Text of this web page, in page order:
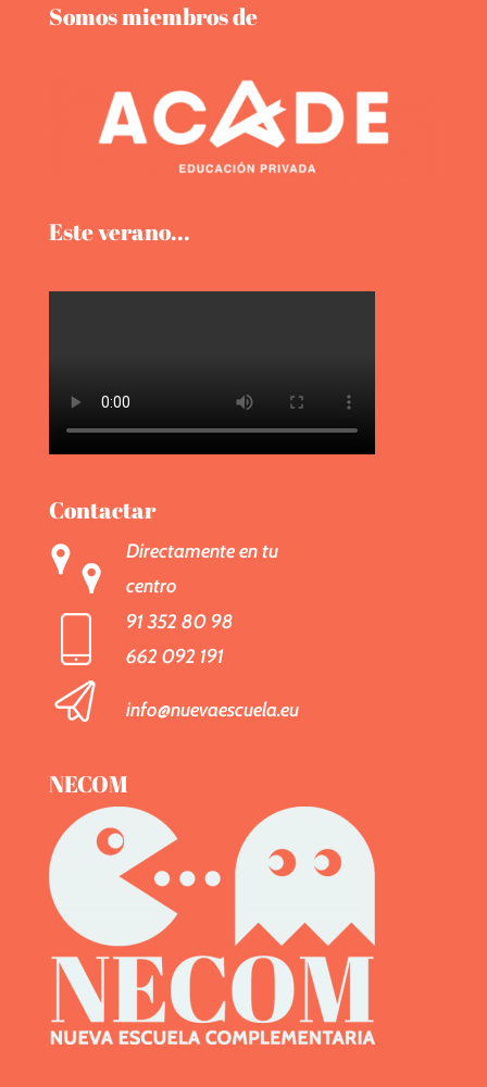
Somos miembros de
Este verano...
Contactar
Directamente en tu
centro
91 352 80 98
662 092 191
info@nuevaescuela.eu
NECOM